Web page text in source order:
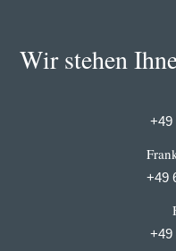
Wir stehen
+49
+49
+49